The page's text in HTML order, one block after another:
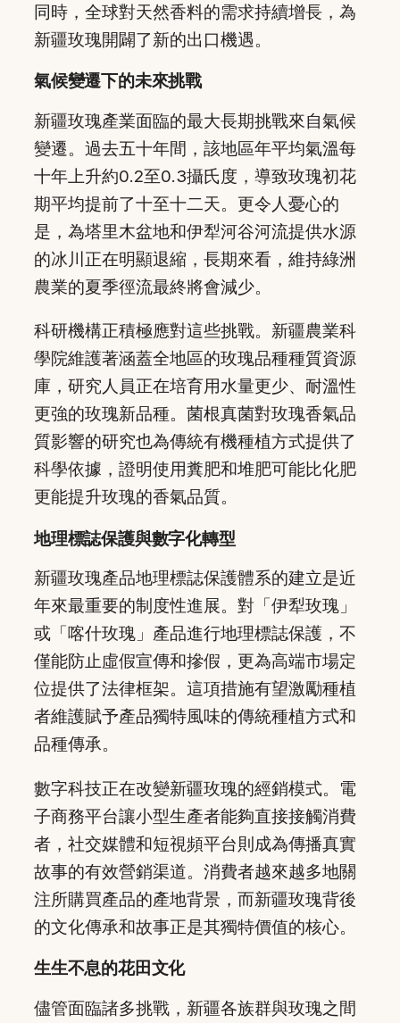
同時，全球對天然香料的需求持續增長，為
新疆玫瑰開闢了新的出口機遇。
氣候變遷下的未來挑戰
新疆玫瑰產業面臨的最大長期挑戰來自氣候
變遷。過去五十年間，該地區年平均氣溫每
十年上升約0.2至0.3攝氏度，導致玫瑰初花
期平均提前了十至十二天。更令人憂心的
是，為塔里木盆地和伊犁河谷河流提供水源
的冰川正在明顯退縮，長期來看，維持綠洲
農業的夏季徑流最終將會減少。
科研機構正積極應對這些挑戰。新疆農業科
學院維護著涵蓋全地區的玫瑰品種種質資源
庫，研究人員正在培育用水量更少、耐溫性
更強的玫瑰新品種。菌根真菌對玫瑰香氣品
質影響的研究也為傳統有機種植方式提供了
科學依據，證明使用糞肥和堆肥可能比化肥
更能提升玫瑰的香氣品質。
地理標誌保護與數字化轉型
新疆玫瑰產品地理標誌保護體系的建立是近
年來最重要的制度性進展。對「伊犁玫瑰」
或「喀什玫瑰」產品進行地理標誌保護，不
僅能防止虛假宣傳和摻假，更為高端市場定
位提供了法律框架。這項措施有望激勵種植
者維護賦予產品獨特風味的傳統種植方式和
品種傳承。
數字科技正在改變新疆玫瑰的經銷模式。電
子商務平台讓小型生產者能夠直接接觸消費
者，社交媒體和短視頻平台則成為傳播真實
故事的有效營銷渠道。消費者越來越多地關
注所購買產品的產地背景，而新疆玫瑰背後
的文化傳承和故事正是其獨特價值的核心。
生生不息的花田文化
儘管面臨諸多挑戰，新疆各族群與玫瑰之間